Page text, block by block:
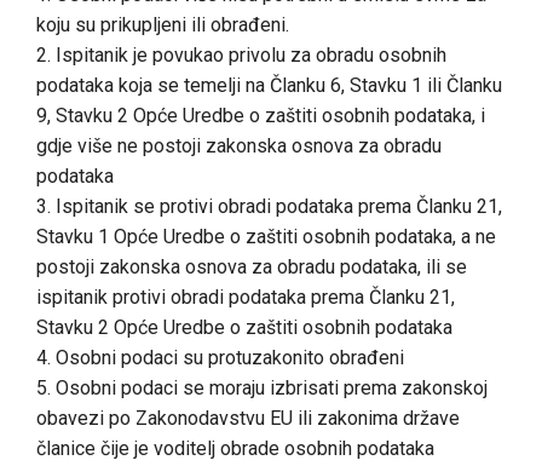
koju su prikupljeni ili obrađeni.
2. Ispitanik je povukao privolu za obradu osobnih
podataka koja se temelji na Članku 6, Stavku 1 ili Članku
9, Stavku 2 Opće Uredbe o zaštiti osobnih podataka, i
gdje više ne postoji zakonska osnova za obradu
podataka
3. Ispitanik se protivi obradi podataka prema Članku 21,
Stavku 1 Opće Uredbe o zaštiti osobnih podataka, a ne
postoji zakonska osnova za obradu podataka, ili se
ispitanik protivi obradi podataka prema Članku 21,
Stavku 2 Opće Uredbe o zaštiti osobnih podataka
4. Osobni podaci su protuzakonito obrađeni
5. Osobni podaci se moraju izbrisati prema zakonskoj
obavezi po Zakonodavstvu EU ili zakonima države
članice čije je voditelj obrade osobnih podataka